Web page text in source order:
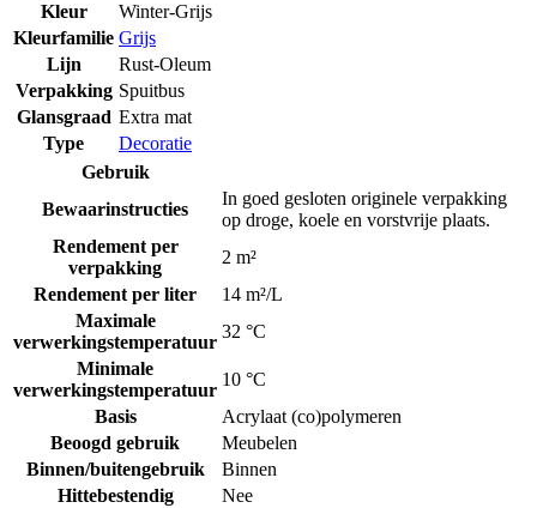
Kleur
Winter-Grijs
Kleurfamilie Grijs
Lijn
Rust-Oleum
Verpakking Spuitbus
Glansgraad Extra mat
Type
Decoratie
Gebruik
Bewaarinstructies
In goed gesloten originele verpakking
op droge, koele en vorstvrije plaats.
Rendement per
verpakking
2 m²
Rendement per liter
14 m²/L
Maximale
verwerkingstemperatuur
32 °C
Minimale
verwerkingstemperatuur
10 °C
Basis
Acrylaat (co)polymeren
Beoogd gebruik
Meubelen
Binnen/buitengebruik
Binnen
Hittebestendig
Nee